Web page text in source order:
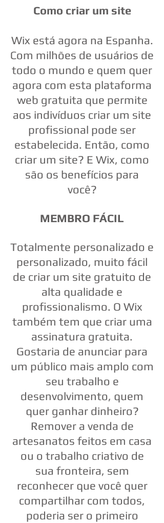
Como criar um site
Wix está agora na Espanha.
Com milhões de usuários de
todo o mundo e quem quer
agora com esta plataforma
web gratuita que permite
aos indivíduos criar um site
profissional pode ser
estabelecida. Então, como
criar um site? E Wix, como
são os benefícios para
você?
MEMBRO FÁCIL
Totalmente personalizado e
personalizado, muito fácil
de criar um site gratuito de
alta qualidade e
profissionalismo. O Wix
também tem que criar uma
assinatura gratuita.
Gostaria de anunciar para
um público mais amplo com
seu trabalho e
desenvolvimento, quem
quer ganhar dinheiro?
Remover a venda de
artesanatos feitos em casa
ou o trabalho criativo de
sua fronteira, sem
reconhecer que você quer
compartilhar com todos,
poderia ser o primeiro